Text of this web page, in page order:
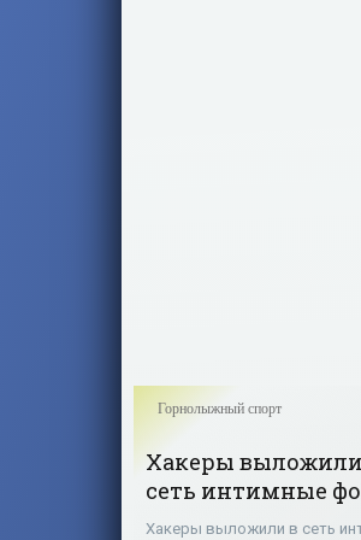
Горнолыжный спорт
Хакеры
сеть интимные
горнолыжницы
Хакеры выложили в сеть